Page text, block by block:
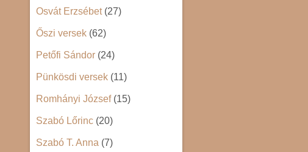
Osvát Erzsébet(27)
Őszi versek (62)
Petőfi Sándor (24)
Pünkösdi versek (11)
Romhányi József(15)
Szabó Lőrinc (20)
Szabó T. Anna (7)